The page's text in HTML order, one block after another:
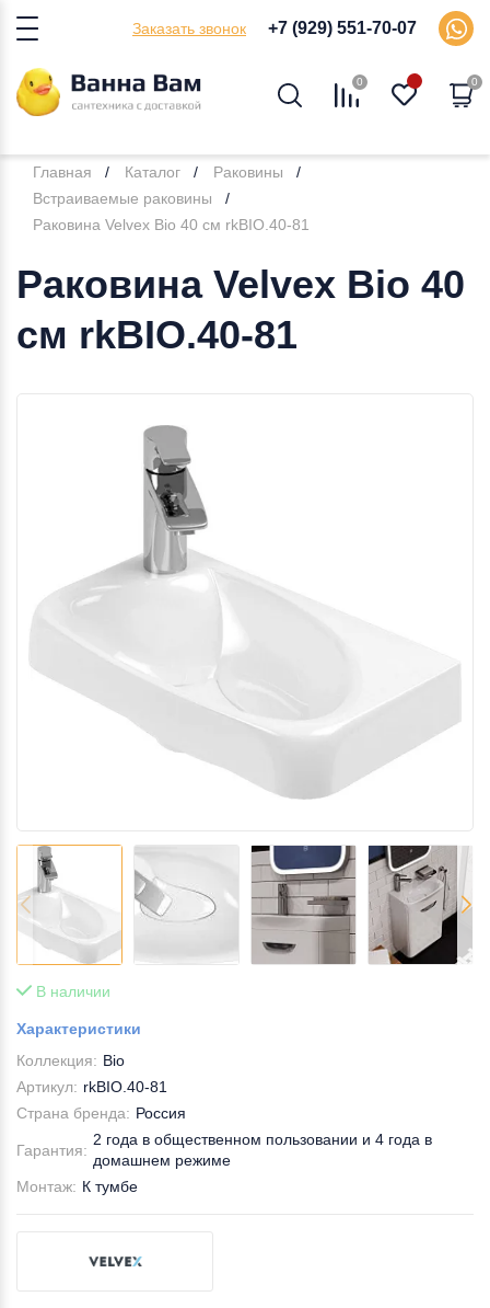
Заказать звонок +7 (929) 551-70-07
0 0
Главная Каталог
Раковины
Встраиваемые раковины
Раковина Velvex Bio 40 см rkBIO.40-81
Раковина Velvex Bio 40
см rkBIO.40-81
В наличии
Характеристики
Коллекция: Bio
Артикул: rkBIO.40-81
Страна бренда: Россия
Гарантия:
2 года в общественном пользовании и 4 года в
домашнем режиме
Монтаж: К тумбе